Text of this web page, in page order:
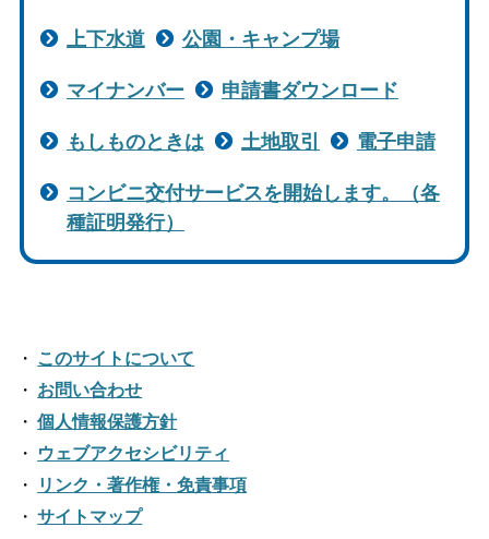
上下水道 公園・キャンプ場
マイナンバー 申請書ダウンロード
もしものときは 土地取引 電子申請
コンビニ交付サービスを開始します。（各
種証明発行）
このサイトについて
お問い合わせ
個人情報保護方針
ウェブアクセシビリティ
リンク・著作権・免責事項
サイトマップ